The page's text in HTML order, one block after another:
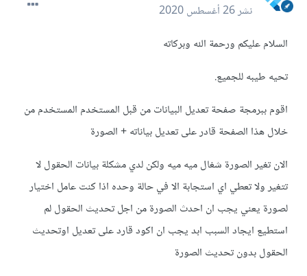
نشر26 أغسطس 2020
السلام عليكم ورحمة الله وبركاته
تحيه طيبه للجميع.
اقوم ببرمجة صفحة تعديل البيانات من قبل المستخدم المستخدم من
خلال هذا الصفحة قادر على تعديل بياناته + الصورة
الان تغير الصورة شغال ميه ميه ولكن لدي مشكلة بيانات الحقول لا
تتغير ولا تعطي اي استجابة الا في حالة وحده اذا كنت عامل اختيار
لصورة يعني يجب ان احدث الصورة من اجل تحديث الحقول لم
استطيع ايجاد السبب ابد يجب ان اكود قارد على تعديل اوتحديث
الحقول بدون تحديث الصورة